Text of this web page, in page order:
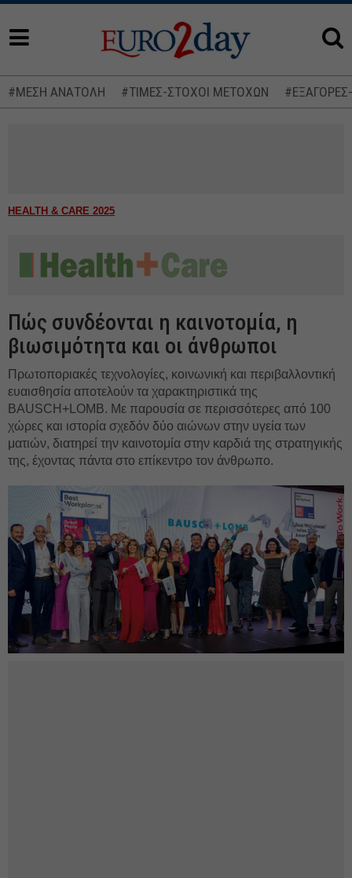
#ΜΕΣΗ ΑΝΑΤΟΛΗ #ΤΙΜΕΣ-ΣΤΟΧΟΙ ΜΕΤΟΧΩΝ
HEALTH & CARE 2025
Πώς συνδέονται η καινοτομία, η
βιωσιμότητα και οι άνθρωποι
Πρωτοποριακές τεχνολογίες, κοινωνική και περιβαλλοντική
ευαισθησία αποτελούν τα χαρακτηριστικά της
BAUSCH+LOMB. Με παρουσία σε περισσότερες από 100
χώρες και ιστορία σχεδόν δύο αιώνων στην υγεία των
ματιών, διατηρεί την καινοτομία στην καρδιά της στρατηγικής
της, έχοντας πάντα στο επίκεντρο τον άνθρωπο.